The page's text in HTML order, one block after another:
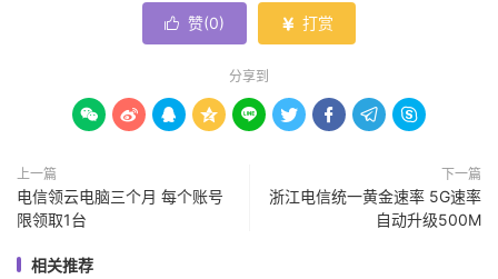
 赞(0)  打赏
分享到
        
上一篇
电信领云电脑三个月 每个账号
限领取1台
下一篇
浙江电信统一黄金速率 5G速率
自动升级500M
相关推荐